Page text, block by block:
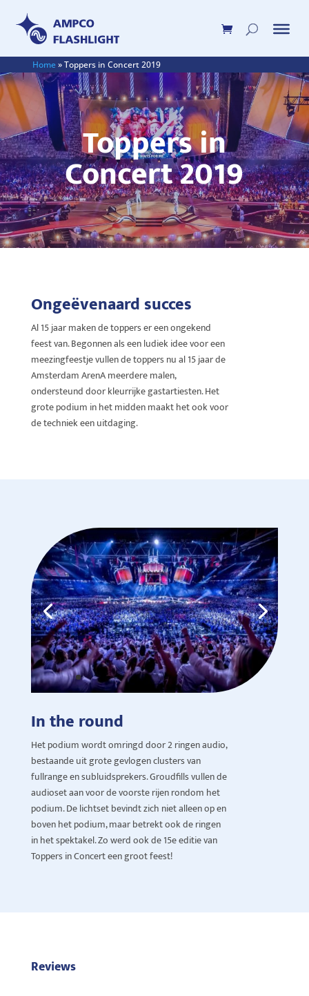
Home»Toppers in Concert 2019
Toppers in
Concert 2019
Ongeëvenaard succes
Al 15 jaar maken de toppers er een ongekend
feest van. Begonnen als een ludiek idee voor een
meezingfeestje vullen de toppers nu al 15 jaar de
Amsterdam ArenA meerdere malen,
ondersteund door kleurrijke gastartiesten. Het
grote podium in het midden maakt het ook voor
de techniek een uitdaging.
In the round
Het podium wordt omringd door 2 ringen audio,
bestaande uit grote gevlogen clusters van
fullrange en subluidsprekers. Groudfills vullen de
audioset aan voor de voorste rijen rondom het
podium. De lichtset bevindt zich niet alleen op en
boven het podium, maar betrekt ook de ringen
in het spektakel. Zo werd ook de 15e editie van
Toppers in Concert een groot feest!
Reviews